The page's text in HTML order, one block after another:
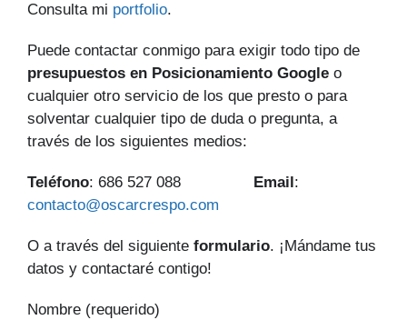
Consulta mi portfolio.
Puede contactar conmigo para exigir todo tipo de
presupuestos en Posicionamiento Google o
cualquier otro servicio de los que presto o para
solventar cualquier tipo de duda o pregunta, a
través de los siguientes medios:
Teléfono: 686 527 088 Email :
contacto@oscarcrespo.com
O a través del siguiente formulario. ¡Mándame tus
datos y contactaré contigo!
Nombre (requerido)